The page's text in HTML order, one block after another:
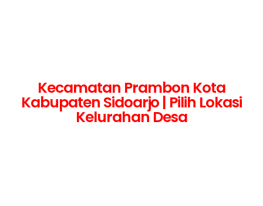
Kecamatan Prambon Kota
Kabupaten Sidoarjo | Pilih Lokasi
Kelurahan Desa